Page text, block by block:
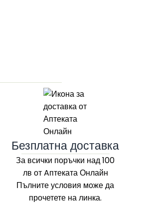
Безплатна доставка
За всички поръчки над 100
лв от Aптеката Онлайн
Пълните условия може да
прочетете на линка.